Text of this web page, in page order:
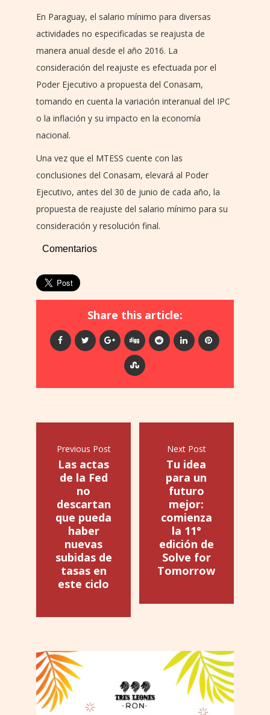
En Paraguay, el salario mínimo para diversas
actividades no especificadas se reajusta de
manera anual desde el año 2016. La
consideración del reajuste es efectuada por el
Poder Ejecutivo a propuesta del Conasam,
tomando en cuenta la variación interanual del IPC
o la inflación y su impacto en la economía
nacional.
Una vez que el MTESS cuente con las
conclusiones del Conasam, elevará al Poder
Ejecutivo, antes del 30 de junio de cada año, la
propuesta de reajuste del salario mínimo para su
consideración y resolución final.
Comentarios
Share this article:
Previous Post
Las actas
de la Fed
no
descartan
que pueda
haber
nuevas
subidas de
tasas en
este ciclo
Next Post
Tu idea
para un
futuro
mejor:
comienza
la 11°
edición de
Solve for
Tomorrow